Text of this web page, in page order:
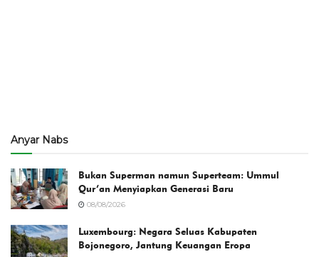
Anyar Nabs
Bukan Superman namun Superteam: Ummul
Qur’an Menyiapkan Generasi Baru
08/08/2026
Luxembourg: Negara Seluas Kabupaten
Bojonegoro, Jantung Keuangan Eropa